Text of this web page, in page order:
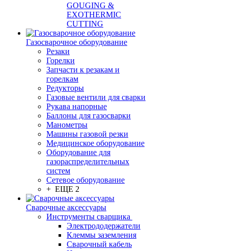
GOUGING &
EXOTHERMIC
CUTTING
Газосварочное оборудование
Резаки
Горелки
Запчасти к резакам и
горелкам
Редукторы
Газовые вентили для сварки
Рукава напорные
Баллоны для газосварки
Манометры
Машины газовой резки
Медицинское оборудование
Оборудование для
газораспределительных
систем
Сетевое оборудование
+ ЕЩЕ 2
Сварочные аксессуары
Инструменты сварщика
Электрододержатели
Клеммы заземления
Сварочный кабель